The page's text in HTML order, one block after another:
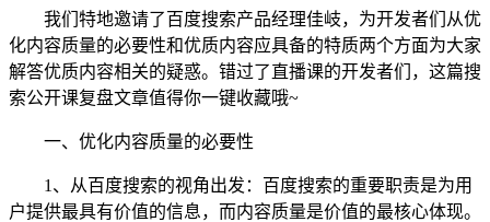
我们特地邀请了百度搜索产品经理佳岐，为开发者们从优
化内容质量的必要性和优质内容应具备的特质两个方面为大家
解答优质内容相关的疑惑。错过了直播课的开发者们，这篇搜
索公开课复盘文章值得你一键收藏哦~
一、优化内容质量的必要性
1、从百度搜索的视角出发：百度搜索的重要职责是为用
户提供最具有价值的信息，而内容质量是价值的最核心体现。